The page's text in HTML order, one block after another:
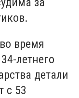
время
летнего
детали
с 53